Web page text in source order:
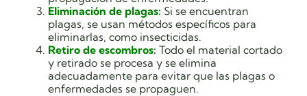
Eliminación de plagas: Si se encuentran
plagas, se usan métodos específicos para
eliminarlas, como insecticidas.
Retiro de escombros: Todo el material cortado
y retirado se procesa y se elimina
adecuadamente para evitar que las plagas o
enfermedades se propaguen.